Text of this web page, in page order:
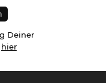
Deiner
hier